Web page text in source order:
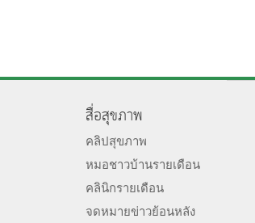
สื่อสุขภาพ
คลิปสุขภาพ
หมอชาวบ้านรายเดือน
คลินิกรายเดือน
จดหมายข่าวย้อนหลัง